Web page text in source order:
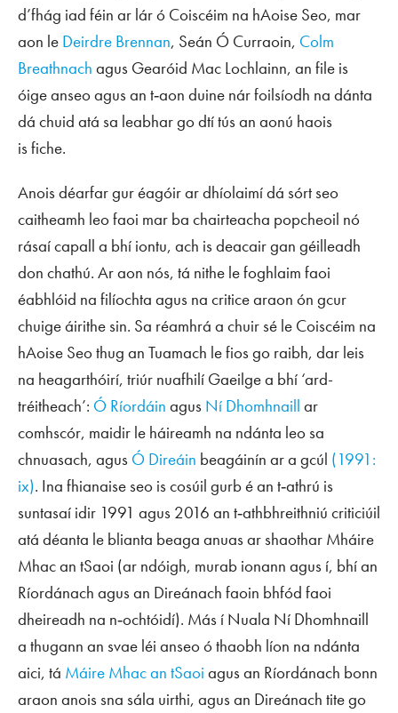
d’fhág iad féin ar lár ó Coiscéim na hAoise Seo, mar
aon le Deirdre Brennan, Seán Ó Curraoin, Colm
Breathnach agus Gearóid Mac Lochlainn, an file is
óige anseo agus an t‑aon duine nár foilsíodh na dánta
dá chuid atá sa leabhar go dtí tús an aonú haois
is fiche.
Anois déarfar gur éagóir ar dhíolaimí dá sórt seo
caitheamh leo faoi mar ba chairteacha popcheoil nó
rásaí capall a bhí iontu, ach is deacair gan géilleadh
don chathú. Ar aon nós, tá nithe le foghlaim faoi
éabhlóid na filíochta agus na critice araon ón gcur
chuige áirithe sin. Sa réamhrá a chuir sé le Coiscéim na
hAoise Seothug an Tuamach le fios go raibh, dar leis
na heagarthóirí, triúr nuafhilí Gaeilge a bhí ‘ard-
tréitheach’: Ó Ríordáin agus Ní Dhomhnaill ar
comhscór, maidir le háireamh na ndánta leo sa
chnuasach, agus Ó Direáin beagáinín ar a gcúl (1991:
ix). Ina fhianaise seo is cosúil gurb é an t‑athrú is
suntasaí idir 1991 agus 2016 an t‑athbhreithniú criticiúil
atá déanta le blianta beaga anuas ar shaothar Mháire
Mhac an tSaoi (ar ndóigh, murab ionann agus í, bhí an
Ríordánach agus an Direánach faoin bhfód faoi
dheireadh na n‑ochtóidí). Más í Nuala Ní Dhomhnaill
a thugann an svae léi anseo ó thaobh líon na ndánta
aici, tá Máire Mhac an tSaoi agus an Ríordánach bonn
araon anois sna sála uirthi, agus an Direánach tite go